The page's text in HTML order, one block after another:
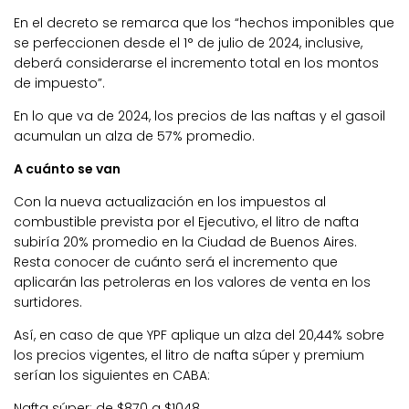
En el decreto se remarca que los “hechos imponibles que
se perfeccionen desde el 1° de julio de 2024, inclusive,
deberá considerarse el incremento total en los montos
de impuesto”.
En lo que va de 2024, los precios de las naftas y el gasoil
acumulan un alza de 57% promedio.
A cuánto se van
Con la nueva actualización en los impuestos al
combustible prevista por el Ejecutivo, el litro de nafta
subiría 20% promedio en la Ciudad de Buenos Aires.
Resta conocer de cuánto será el incremento que
aplicarán las petroleras en los valores de venta en los
surtidores.
Así, en caso de que YPF aplique un alza del 20,44% sobre
los precios vigentes, el litro de nafta súper y premium
serían los siguientes en CABA: